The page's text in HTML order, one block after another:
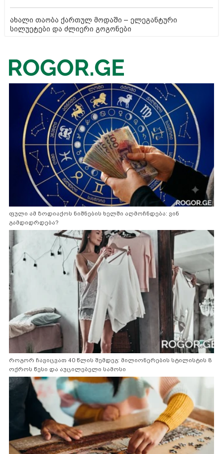
ახალი თაობა ქართულ მოდაში – ელეგანტური
სილუეტები და ძლიერი გოგონები
ფული ამ ზოდიაქოს ნიშნების ხელში აღმოჩნდება: ვინ
გამდიდრდება?
როგორ ჩავიცვათ 40 წლის შემდეგ: მილიონერების სტილისტის 8
ოქროს წესი და აუცილებელი სამოსი